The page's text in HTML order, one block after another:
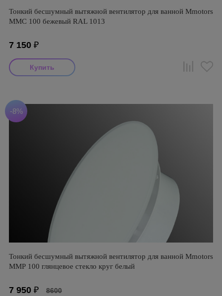
Тонкий бесшумный вытяжной вентилятор для ванной Mmotors
ММC 100 бежевый RAL 1013
7 150 ₽
-8%
Тонкий бесшумный вытяжной вентилятор для ванной Mmotors
ММР 100 глянцевое стекло круг белый
7 950 ₽ 8600